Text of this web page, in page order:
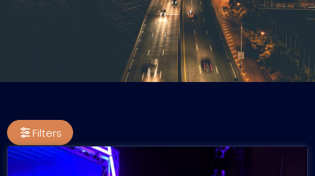
Filters